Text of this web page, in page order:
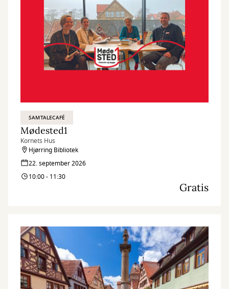
SAMTALECAFÉ
Mødested1
Kornets Hus
Hjørring Bibliotek
22. september 2026
10:00 - 11:30
Gratis